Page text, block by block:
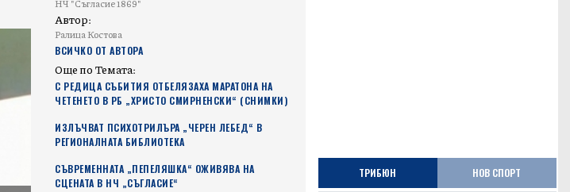
НЧ "Съгласие 1869"
Автор:
Ралица Костова
ВСИЧКО ОТ АВТОРА
Още по Темата:
С РЕДИЦА СЪБИТИЯ ОТБЕЛЯЗАХА МАРАТОНА НА
ЧЕТЕНЕТО В РБ „ХРИСТО СМИРНЕНСКИ“ (СНИМКИ)
ИЗЛЪЧВАТ ПСИХОТРИЛЪРА „ЧЕРЕН ЛЕБЕД“ В
РЕГИОНАЛНАТА БИБЛИОТЕКА
СЪВРЕМЕННАТА „ПЕПЕЛЯШКА“ ОЖИВЯВА НА
СЦЕНАТА В НЧ „СЪГЛАСИЕ“
ТРИБЮН НОВ СПОРТ